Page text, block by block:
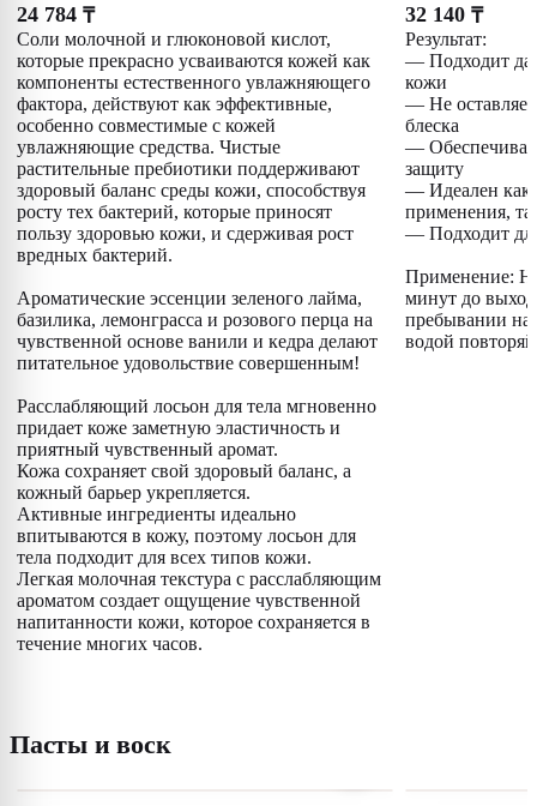
24 784 ₸
Соли молочной и глюконовой кислот,
которые прекрасно усваиваются кожей как
компоненты естественного увлажняющего
фактора, действуют как эффективные,
особенно совместимые с кожей
увлажняющие средства. Чистые
растительные пребиотики поддерживают
здоровый баланс среды кожи, способствуя
росту тех бактерий, которые приносят
пользу здоровью кожи, и сдерживая рост
вредных бактерий.
Ароматические эссенции зеленого лайма,
базилика, лемонграсса и розового перца на
чувственной основе ванили и кедра делают
питательное удовольствие совершенным!
Расслабляющий лосьон для тела мгновенно
придает коже заметную эластичность и
приятный чувственный аромат.
Кожа сохраняет свой здоровый баланс, а
кожный барьер укрепляется.
Активные ингредиенты идеально
впитываются в кожу, поэтому лосьон для
тела подходит для всех типов кожи.
Легкая молочная текстура с расслабляющим
ароматом создает ощущение чувственной
напитанности кожи, которое сохраняется в
течение многих часов.
32 140 ₸
Результат:
— Подходит
кожи
— Не
блеска
—
защиту
— Идеален как
применения,
— Подходит
Применение:
минут до
пребывании на
водой
Пасты и воск